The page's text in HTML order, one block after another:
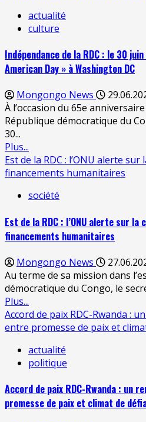
actualité
culture
Indépendance de la RDC : le 30
American Day » à Washington DC
Mongongo News
À l’occasion du 65e
République démocratique du
30...
Plus...
Est de la RDC : l’ONU alerte
financements humanitaires
société
Est de la RDC : l’ONU alerte sur
financements humanitaires
Mongongo News
Au terme de sa mission dans
démocratique du Congo, le
Plus...
Accord de paix RDC-Rwanda :
entre promesse de paix et
actualité
politique
Accord de paix RDC-Rwanda : un
promesse de paix et climat de